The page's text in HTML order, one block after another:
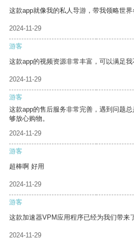
这款app就像我的私人导游，带我领略世界
2024-11-29
游客
这款app的视频资源非常丰富，可以满足我
2024-11-29
游客
这款app的售后服务非常完善，遇到问题
够放心购物。
2024-11-29
游客
超棒啊 好用
2024-11-29
游客
这款加速器VPM应用程序已经为我们带来
2024-11-29